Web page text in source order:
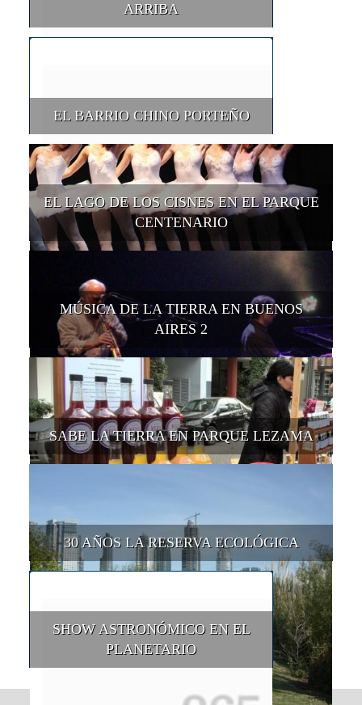
ARRIBA
EL BARRIO CHINO PORTEÑO
EL LAGO DE LOS CISNES EN EL PARQUE
CENTENARIO
MÚSICA DE LA TIERRA EN BUENOS
AIRES 2
SABE LA TIERRA EN PARQUE LEZAMA
30 AÑOS LA RESERVA ECOLÓGICA
SHOW ASTRONÓMICO EN EL
PLANETARIO